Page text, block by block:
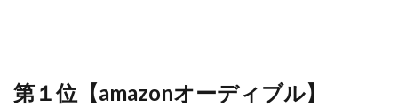
第１位【amazonオーディブル】